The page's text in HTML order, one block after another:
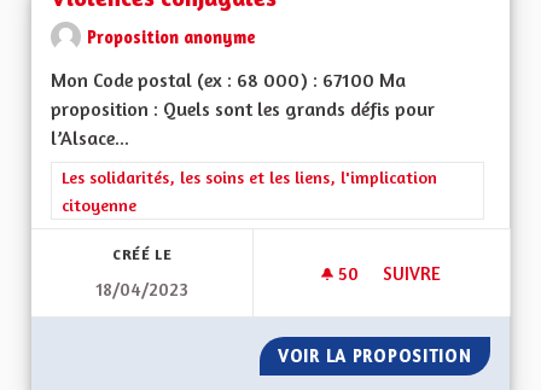
Proposition anonyme
Mon Code postal (ex : 68 000) : 67100 Ma
proposition : Quels sont les grands défis pour
l’Alsace...
Filtrer les résultats de la catégorie : Les solidarités, les soins
Les solidarités, les soins et les liens, l'implication
citoyenne
CRÉÉ LE
18/04/2023
50 50 ABONNÉS
SUIVRE
VOIR LA PROPOSITION